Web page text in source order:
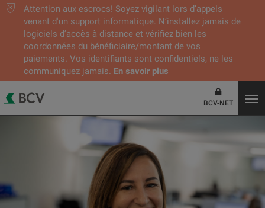
Attention aux escrocs! Soyez vigilant lors d’appels
venant d'un support informatique. N’installez jamais de
logiciels d’accès à distance et vérifiez bien les
coordonnées du bénéficiaire/montant de vos
paiements. Vos identifiants sont confidentiels, ne les
communiquez jamais. En savoir plus
BCV-NET